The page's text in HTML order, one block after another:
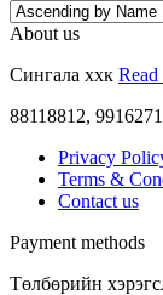
About us
Сингала ххк Read
88118812,
Privacy
Terms &
Contact us
Payment methods
Төлбөрийн